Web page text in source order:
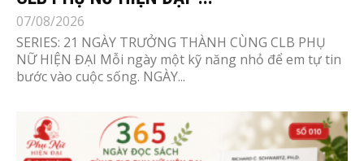
07/08/2026
SERIES: 21 NGÀY TRƯỞNG THÀNH CÙNG CLB PHỤ
NỮ HIỆN ĐẠI Mỗi ngày một kỹ năng nhỏ để em tự tin
bước vào cuộc sống. NGÀY...